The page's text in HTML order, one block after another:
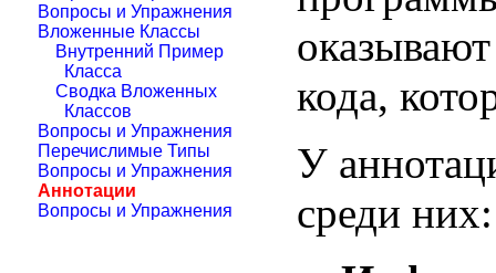
Вопросы и Упражнения
Вложенные Классы
Внутренний Пример
Класса
Сводка Вложенных
Классов
Вопросы и Упражнения
Перечислимые Типы
Вопросы и Упражнения
Аннотации
Вопросы и Упражнения
кода,
У
среди них: